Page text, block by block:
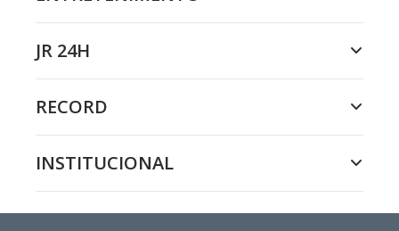
JR 24H
RECORD
INSTITUCIONAL